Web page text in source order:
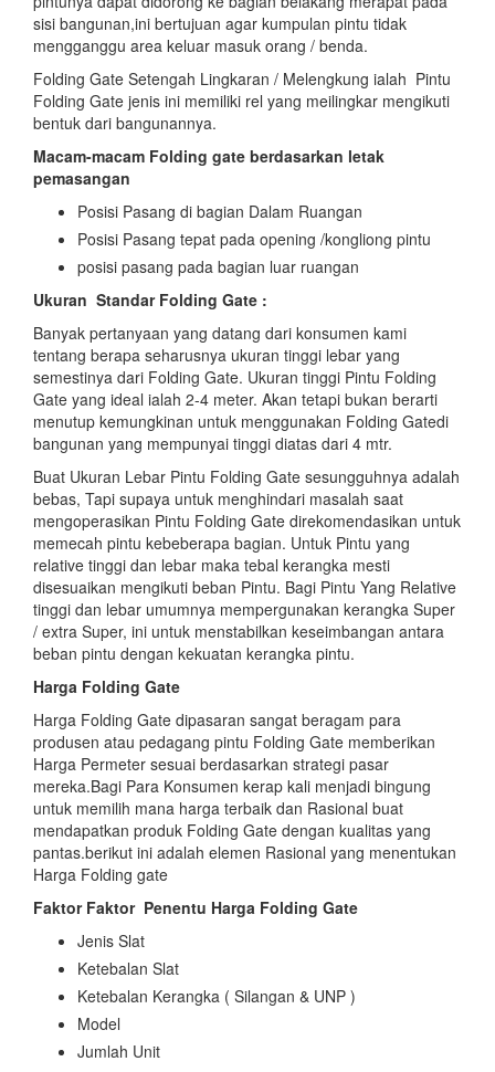
sisi bangunan,ini bertujuan agar kumpulan pintu tidak
mengganggu area keluar masuk orang / benda.
Folding Gate Setengah Lingkaran / Melengkung ialah Pintu
Folding Gate jenis ini memiliki rel yang meilingkar mengikuti
bentuk dari bangunannya.
Macam-macam Folding gate berdasarkan letak
pemasangan
Posisi Pasang di bagian Dalam Ruangan
Posisi Pasang tepat pada opening /kongliong pintu
posisi pasang pada bagian luar ruangan
Ukuran Standar Folding Gate :
Banyak pertanyaan yang datang dari konsumen kami
tentang berapa seharusnya ukuran tinggi lebar yang
semestinya dari Folding Gate. Ukuran tinggi Pintu Folding
Gate yang ideal ialah 2-4 meter. Akan tetapi bukan berarti
menutup kemungkinan untuk menggunakan Folding Gatedi
bangunan yang mempunyai tinggi diatas dari 4 mtr.
Buat Ukuran Lebar Pintu Folding Gate sesungguhnya adalah
bebas, Tapi supaya untuk menghindari masalah saat
mengoperasikan Pintu Folding Gate direkomendasikan untuk
memecah pintu kebeberapa bagian. Untuk Pintu yang
relative tinggi dan lebar maka tebal kerangka mesti
disesuaikan mengikuti beban Pintu. Bagi Pintu Yang Relative
tinggi dan lebar umumnya mempergunakan kerangka Super
/ extra Super, ini untuk menstabilkan keseimbangan antara
beban pintu dengan kekuatan kerangka pintu.
Harga Folding Gate
Harga Folding Gate dipasaran sangat beragam para
produsen atau pedagang pintu Folding Gate memberikan
Harga Permeter sesuai berdasarkan strategi pasar
mereka.Bagi Para Konsumen kerap kali menjadi bingung
untuk memilih mana harga terbaik dan Rasional buat
mendapatkan produk Folding Gate dengan kualitas yang
pantas.berikut ini adalah elemen Rasional yang menentukan
Harga Folding gate
Faktor Faktor Penentu Harga Folding Gate
Jenis Slat
Ketebalan Slat
Ketebalan Kerangka ( Silangan & UNP )
Model
Jumlah Unit